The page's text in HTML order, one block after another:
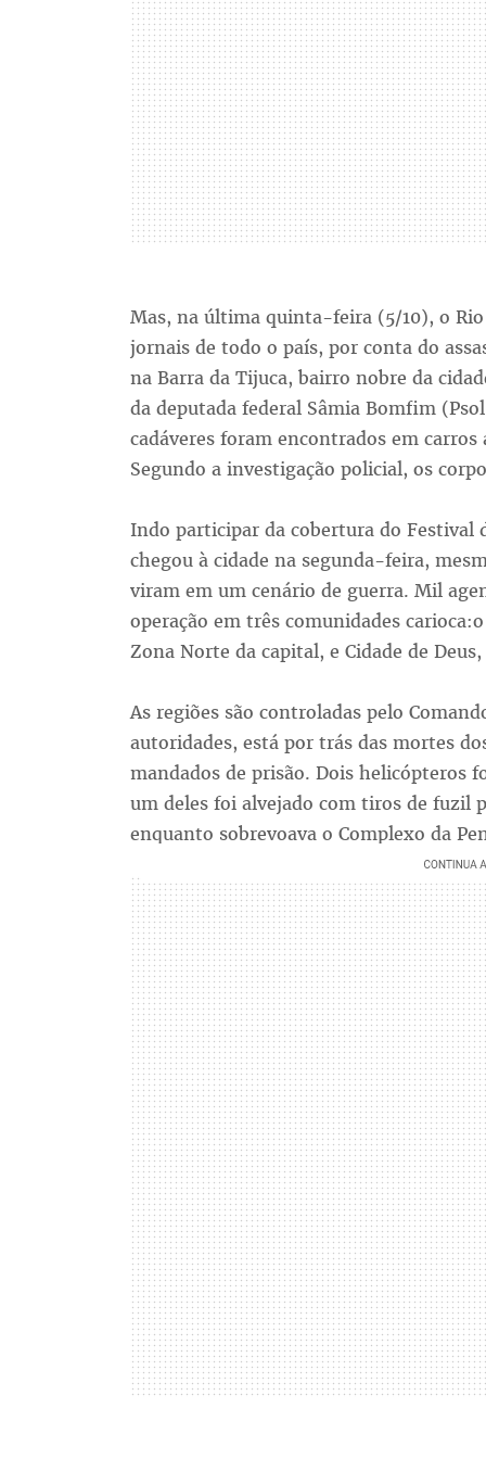
Mas, na última quinta-feira (5/10), o
jornais de todo o país, por conta do
na Barra da Tijuca, bairro nobre da
da deputada federal Sâmia Bomfim
cadáveres foram encontrados em
Segundo a investigação policial, os
Indo participar da cobertura do Festival
chegou à cidade na segunda-feira,
viram em um cenário de guerra. Mil
operação em três comunidades
Zona Norte da capital, e Cidade de
As regiões são controladas pelo
autoridades, está por trás das mortes
mandados de prisão. Dois helicópteros
um deles foi alvejado com tiros de fuzil
enquanto sobrevoava o Complexo da